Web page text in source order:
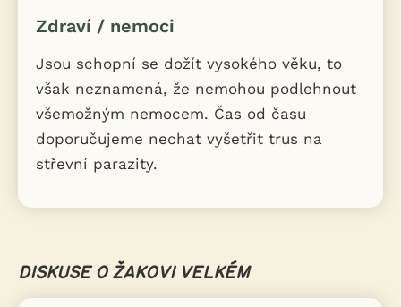
Zdraví / nemoci
Jsou schopní se dožít vysokého věku, to
však neznamená, že nemohou podlehnout
všemožným nemocem. Čas od času
doporučujeme nechat vyšetřit trus na
střevní parazity.
DISKUSE O ŽAKOVI VELKÉM